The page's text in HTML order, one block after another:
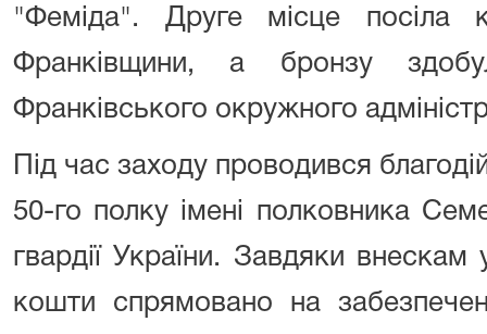
"Феміда". Друге місце посіла
Франківщини, а бронзу
Франківського окружного
Під час заходу проводився
50-го полку імені полковника
гвардії України. Завдяки внескам
кошти спрямовано на